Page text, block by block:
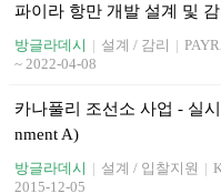
파이라 항만 개발 설계 및 감
방글라데시 | 설계 / 감리 |
~ 2022-04-08
카나풀리 조선소 사업 - 실
nment A)
방글라데시 | 설계 / 입찰지원 |
2015-12-05